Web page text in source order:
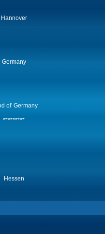
Hannover
Germany
ol' Germany
*********
Hessen